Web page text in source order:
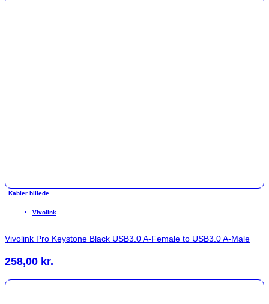
Kabler billede
Vivolink
Vivolink Pro Keystone Black USB3.0 A-Female to USB3.0 A-Male
258,00 kr.